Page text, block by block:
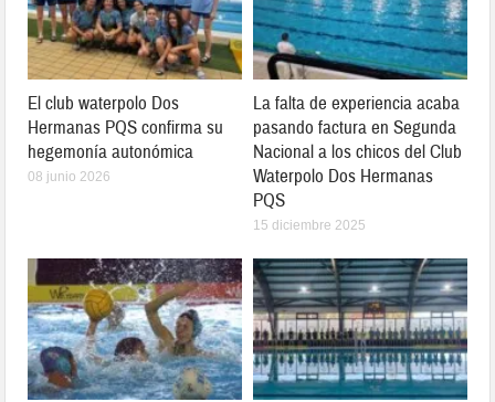
El club waterpolo Dos
Hermanas PQS confirma su
hegemonía autonómica
08 junio 2026
La falta de experiencia acaba
pasando factura en Segunda
Nacional a los chicos del Club
Waterpolo Dos Hermanas
PQS
15 diciembre 2025